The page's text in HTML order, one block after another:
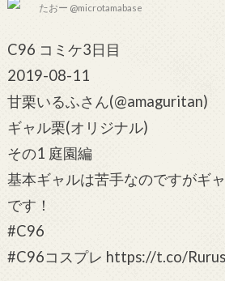
たおー @microtamabase
C96 コミケ3日目
2019-08-11
甘栗いるふさん(@amaguritan)
ギャル栗(オリジナル)
その1 庭園編
基本ギャルは苦手なのですがギ
です！
#C96
#C96コスプレ https://t.co/